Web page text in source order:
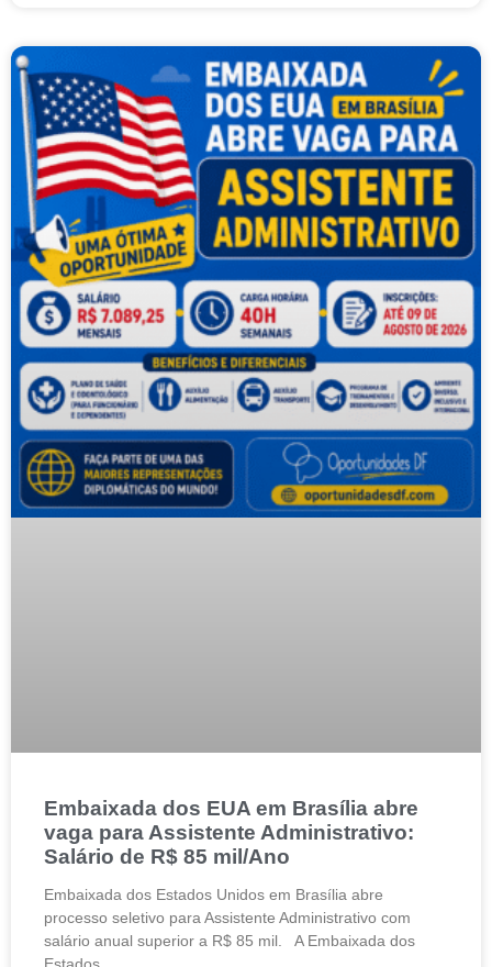
Embaixada dos EUA em Brasília abre
vaga para Assistente Administrativo:
Salário de R$ 85 mil/Ano
Embaixada dos Estados Unidos em Brasília abre
processo seletivo para Assistente Administrativo com
salário anual superior a R$ 85 mil. A Embaixada dos